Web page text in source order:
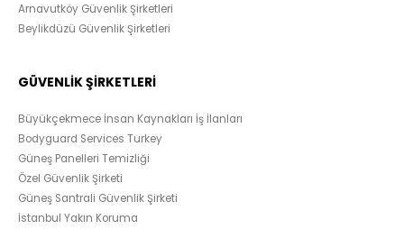
Arnavutköy Güvenlik Şirketleri
Beylikdüzü Güvenlik Şirketleri
GÜVENLİK ŞİRKETLERİ
Büyükçekmece İnsan Kaynakları İş İlanları
Bodyguard Services Turkey
Güneş Panelleri Temizliği
Özel Güvenlik Şirketi
Güneş Santrali Güvenlik Şirketi
İstanbul Yakın Koruma